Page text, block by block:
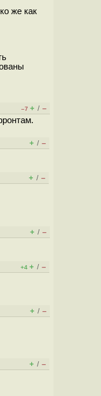
же как
–7 + / –
+ / –
+ / –
+ / –
+4 + / –
+ / –
+ / –